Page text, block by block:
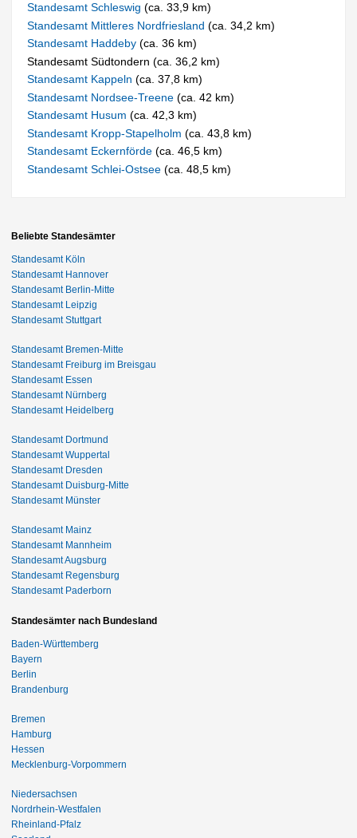
Standesamt Schleswig(ca. 33,9 km)
Standesamt Mittleres Nordfriesland(ca. 34,2 km)
Standesamt Haddeby(ca. 36 km)
Standesamt Südtondern (ca. 36,2 km)
Standesamt Kappeln(ca. 37,8 km)
Standesamt Nordsee-Treene(ca. 42 km)
Standesamt Husum(ca. 42,3 km)
Standesamt Kropp-Stapelholm(ca. 43,8 km)
Standesamt Eckernförde(ca. 46,5 km)
Standesamt Schlei-Ostsee(ca. 48,5 km)
Beliebte Standesämter
Standesamt Köln
Standesamt Hannover
Standesamt Berlin-Mitte
Standesamt Leipzig
Standesamt Stuttgart
Standesamt Bremen-Mitte
Standesamt Freiburg im Breisgau
Standesamt Essen
Standesamt Nürnberg
Standesamt Heidelberg
Standesamt Dortmund
Standesamt Wuppertal
Standesamt Dresden
Standesamt Duisburg-Mitte
Standesamt Münster
Standesamt Mainz
Standesamt Mannheim
Standesamt Augsburg
Standesamt Regensburg
Standesamt Paderborn
Standesämter nach Bundesland
Baden-Württemberg
Bayern
Berlin
Brandenburg
Bremen
Hamburg
Hessen
Mecklenburg-Vorpommern
Niedersachsen
Nordrhein-Westfalen
Rheinland-Pfalz